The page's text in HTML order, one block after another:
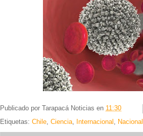
Publicado por Tarapacá Noticias en 11:30
Etiquetas: Chile Ciencia Internacional Nacional